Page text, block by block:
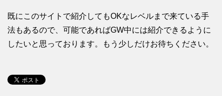
既にこのサイトで紹介してもOKなレベルまで来ている手
法もあるので、可能であればGW中には紹介できるように
したいと思っております。もう少しだけお待ちください。